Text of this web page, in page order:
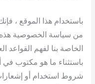
باستخدام هذا الموقع ،
من سياسة الخصوصية
الخاصة بنا لفهم القواعد
باستثناء ما هو مكتوب
شروط استخدام أو